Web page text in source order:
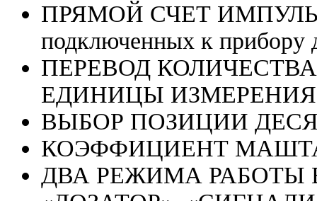
ПРЯМОЙ СЧЕТ
подключенных к прибору
ПЕРЕВОД
ЕДИНИЦЫ ИЗМЕРЕНИЯ
ВЫБОР ПОЗИЦИИ
КОЭФФИЦИЕНТ
ДВА РЕЖИМА